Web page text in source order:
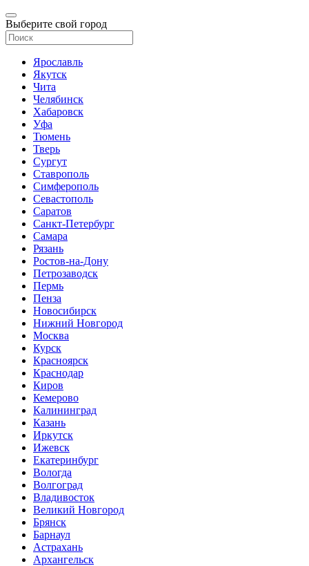
Выберите свой город
Ярославль
Якутск
Чита
Челябинск
Хабаровск
Уфа
Тюмень
Тверь
Сургут
Ставрополь
Симферополь
Севастополь
Саратов
Санкт-Петербург
Самара
Рязань
Ростов-на-Дону
Петрозаводск
Пермь
Пенза
Новосибирск
Нижний Новгород
Москва
Курск
Красноярск
Краснодар
Киров
Кемерово
Калининград
Казань
Иркутск
Ижевск
Екатеринбург
Вологда
Волгоград
Владивосток
Великий Новгород
Брянск
Барнаул
Астрахань
Архангельск